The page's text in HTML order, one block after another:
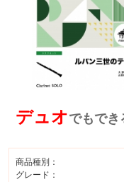
デュオでもでき
商品種別：
グレード：